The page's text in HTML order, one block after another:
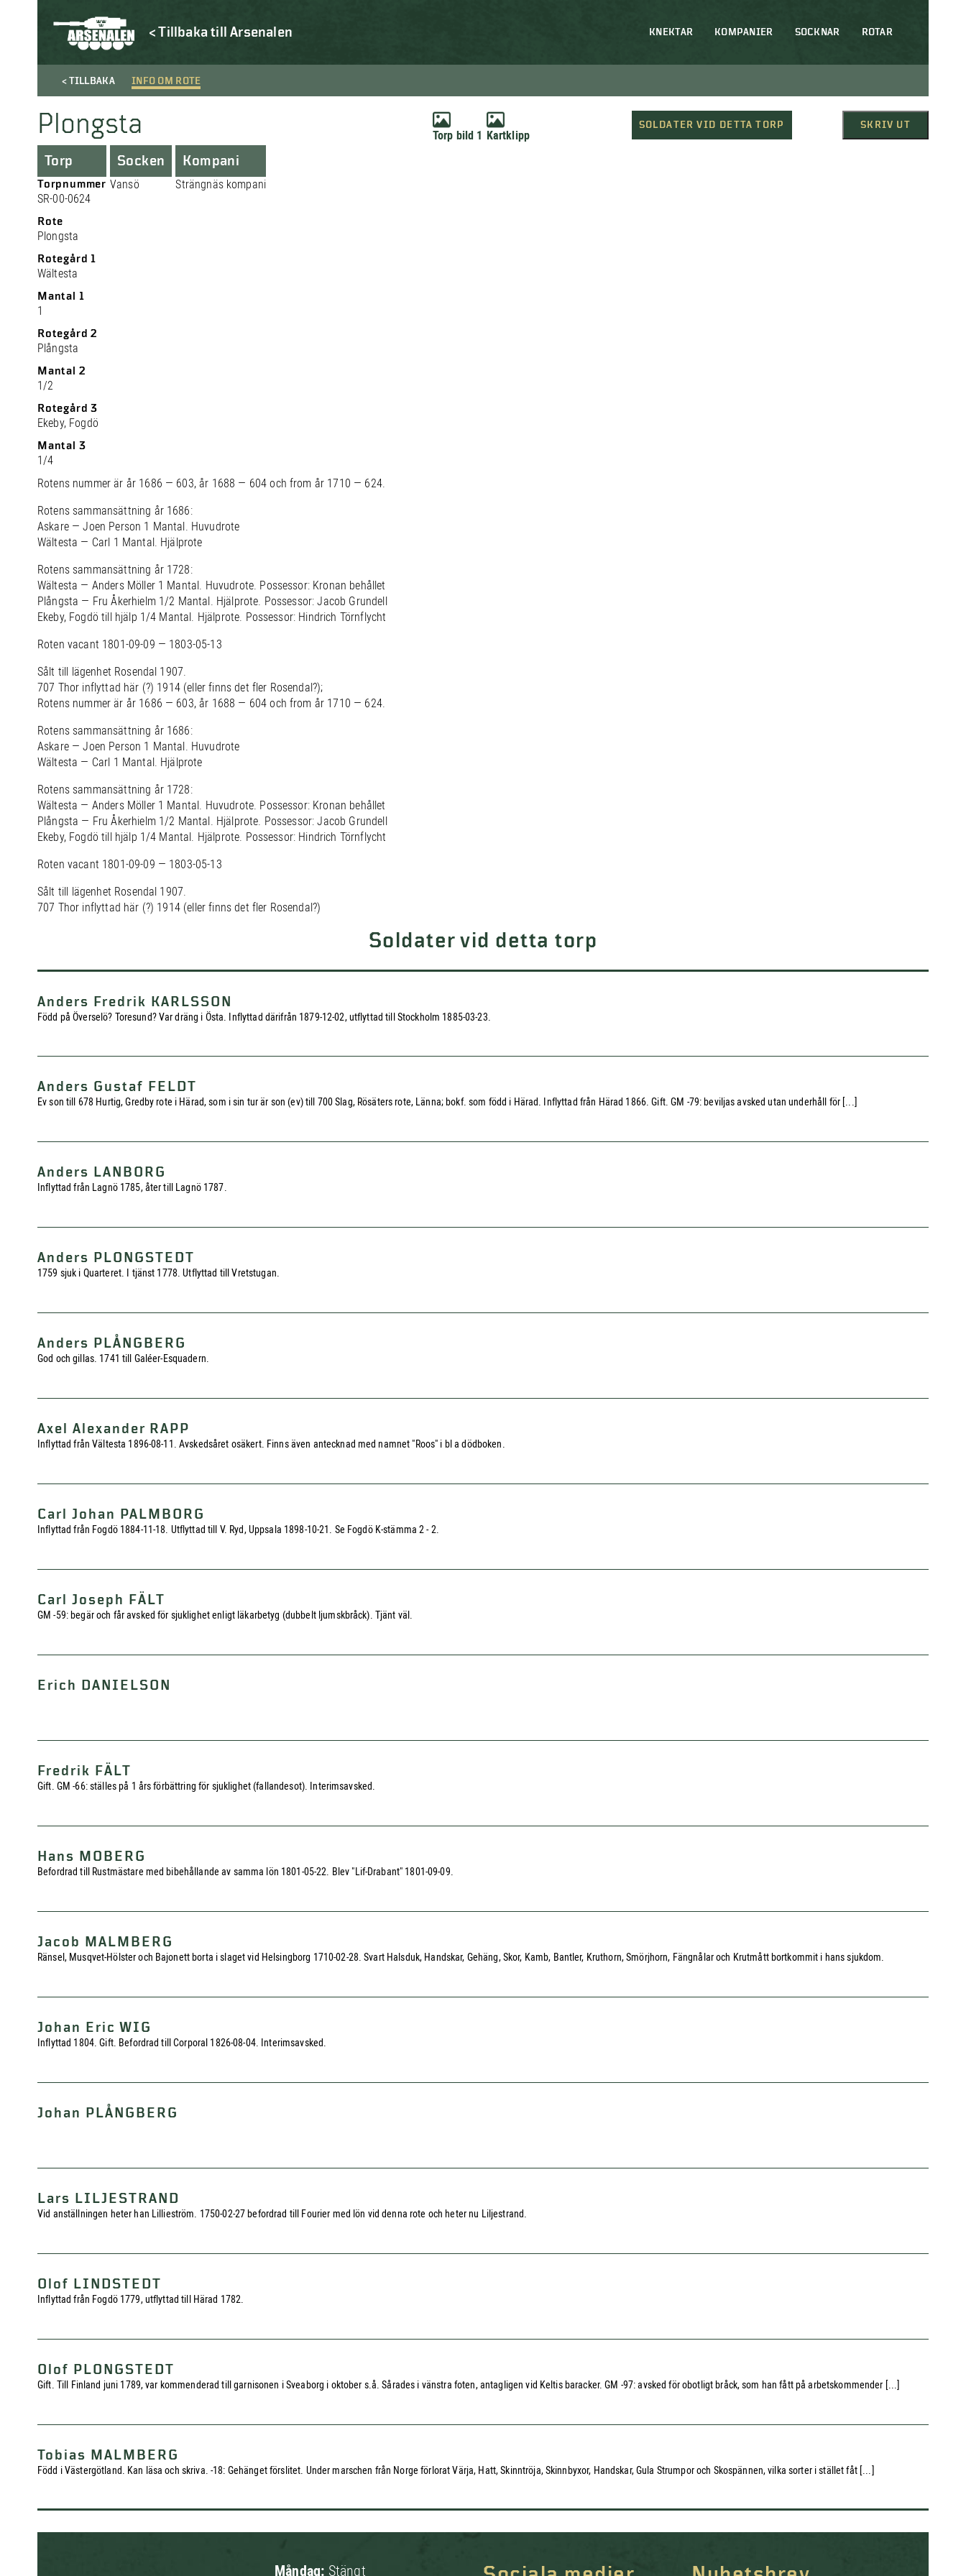
< Tillbaka till Arsenalen KNEKTAR KOMPANIER SOCKNAR ROTAR
< TILLBAKA INFO OM ROTE
Plongsta Torp bild 1 Kartklipp
SOLDATER VID DETTA TORP SKRIV UT
Torp
Torpnummer
SR-00-0624
Rote
Plongsta
Rotegård 1
Wältesta
Mantal 1
1
Rotegård 2
Plångsta
Mantal 2
1/2
Rotegård 3
Ekeby, Fogdö
Mantal 3
1/4
Socken
Vansö
Kompani
Strängnäs kompani
Rotens nummer är år 1686 — 603, år 1688 — 604 och from år 1710 — 624.
Rotens sammansättning år 1686:
Askare — Joen Person 1 Mantal. Huvudrote
Wältesta — Carl 1 Mantal. Hjälprote
Rotens sammansättning år 1728:
Wältesta — Anders Möller 1 Mantal. Huvudrote. Possessor: Kronan behållet
Plångsta — Fru Åkerhielm 1/2 Mantal. Hjälprote. Possessor: Jacob Grundell
Ekeby, Fogdö till hjälp 1/4 Mantal. Hjälprote. Possessor: Hindrich Törnflycht
Roten vacant 1801-09-09 — 1803-05-13
Sålt till lägenhet Rosendal 1907.
707 Thor inflyttad här (?) 1914 (eller finns det fler Rosendal?);
Rotens nummer är år 1686 — 603, år 1688 — 604 och from år 1710 — 624.
Rotens sammansättning år 1686:
Askare — Joen Person 1 Mantal. Huvudrote
Wältesta — Carl 1 Mantal. Hjälprote
Rotens sammansättning år 1728:
Wältesta — Anders Möller 1 Mantal. Huvudrote. Possessor: Kronan behållet
Plångsta — Fru Åkerhielm 1/2 Mantal. Hjälprote. Possessor: Jacob Grundell
Ekeby, Fogdö till hjälp 1/4 Mantal. Hjälprote. Possessor: Hindrich Törnflycht
Roten vacant 1801-09-09 — 1803-05-13
Sålt till lägenhet Rosendal 1907.
707 Thor inflyttad här (?) 1914 (eller finns det fler Rosendal?)
Soldater vid detta torp
Anders Fredrik KARLSSON
Född på Överselö? Toresund? Var dräng i Östa. Inflyttad därifrån 1879-12-02, utflyttad till Stockholm 1885-03-23.
Anders Gustaf FELDT
Ev son till 678 Hurtig, Gredby rote i Härad, som i sin tur är son (ev) till 700 Slag, Rösäters rote, Länna; bokf. som född i Härad. Inflyttad från Härad 1866. Gift. GM -79: beviljas avsked utan underhåll för [...]
Anders LANBORG
Inflyttad från Lagnö 1785, åter till Lagnö 1787.
Anders PLONGSTEDT
1759 sjuk i Quarteret. I tjänst 1778. Utflyttad till Vretstugan.
Anders PLÅNGBERG
God och gillas. 1741 till Galéer-Esquadern.
Axel Alexander RAPP
Inflyttad från Vältesta 1896-08-11. Avskedsåret osäkert. Finns även antecknad med namnet "Roos" i bl a dödboken.
Carl Johan PALMBORG
Inflyttad från Fogdö 1884-11-18. Utflyttad till V. Ryd, Uppsala 1898-10-21. Se Fogdö K-stämma 2 - 2.
Carl Joseph FÄLT
GM -59: begär och får avsked för sjuklighet enligt läkarbetyg (dubbelt ljumskbråck). Tjänt väl.
Erich DANIELSON
Fredrik FÄLT
Gift. GM -66: ställes på 1 års förbättring för sjuklighet (fallandesot). Interimsavsked.
Hans MOBERG
Befordrad till Rustmästare med bibehållande av samma lön 1801-05-22. Blev "Lif-Drabant" 1801-09-09.
Jacob MALMBERG
Ränsel, Musqvet-Hölster och Bajonett borta i slaget vid Helsingborg 1710-02-28. Svart Halsduk, Handskar, Gehäng, Skor, Kamb, Bantler, Kruthorn, Smörjhorn, Fängnålar och Krutmått bortkommit i hans sjukdom.
Johan Eric WIG
Inflyttad 1804. Gift. Befordrad till Corporal 1826-08-04. Interimsavsked.
Johan PLÅNGBERG
Lars LILJESTRAND
Vid anställningen heter han Lillieström. 1750-02-27 befordrad till Fourier med lön vid denna rote och heter nu Liljestrand.
Olof LINDSTEDT
Inflyttad från Fogdö 1779, utflyttad till Härad 1782.
Olof PLONGSTEDT
Gift. Till Finland juni 1789, var kommenderad till garnisonen i Sveaborg i oktober s.å. Sårades i vänstra foten, antagligen vid Keltis baracker. GM -97: avsked för obotligt bråck, som han fått på arbetskommender [...]
Tobias MALMBERG
Född i Västergötland. Kan läsa och skriva. -18: Gehänget förslitet. Under marschen från Norge förlorat Värja, Hatt, Skinntröja, Skinnbyxor, Handskar, Gula Strumpor och Skospännen, vilka sorter i stället fåt [...]
Måndag: Stängt